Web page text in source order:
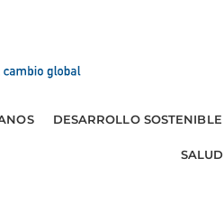
DESARROLLO SOSTENIBLE
SALUD